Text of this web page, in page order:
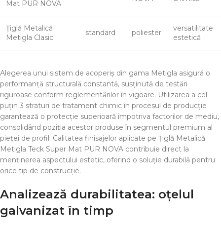
Mat PUR NOVA
Țiglă Metalică
Metigla Clasic
standard poliester
versatilitate
estetică
Alegerea unui sistem de acoperiș din gama Metigla asigură o
performanță structurală constantă, susținută de testări
riguroase conform reglementărilor în vigoare. Utilizarea a cel
puțin 3 straturi de tratament chimic în procesul de producție
garantează o protecție superioară împotriva factorilor de mediu,
consolidând poziția acestor produse în segmentul premium al
pieței de profil. Calitatea finisajelor aplicate pe Țiglă Metalică
Metigla Teck Super Mat PUR NOVA contribuie direct la
menținerea aspectului estetic, oferind o soluție durabilă pentru
orice tip de construcție.
Analizează durabilitatea: oțelul
galvanizat în timp